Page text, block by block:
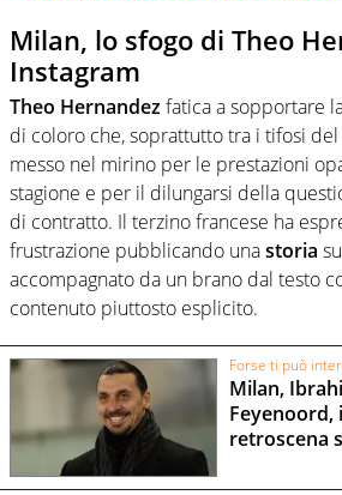
Milan, lo sfogo di Theo
Instagram
Theo Hernandezfatica a sopportare
di coloro che, soprattutto tra i tifosi del
messo nel mirino per le prestazioni
stagione e per il dilungarsi della
di contratto. Il terzino francese ha
frustrazione pubblicando unastoria su
accompagnato da un brano dal testo
contenuto piuttosto esplicito.
Forse ti può
Milan,
Feyenoord,
retroscena